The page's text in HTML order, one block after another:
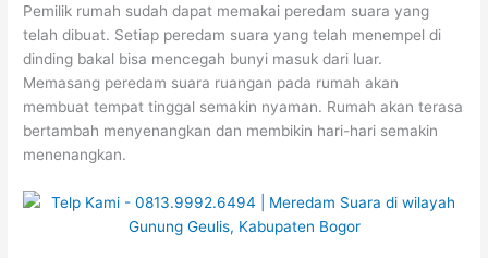
Pemilik rumah sudah dapat memakai peredam suara yang
telah dibuat. Setiap peredam suara yang telah menempel di
dinding bakal bisa mencegah bunyi masuk dari luar.
Memasang peredam suara ruangan pada rumah akan
membuat tempat tinggal semakin nyaman. Rumah akan terasa
bertambah menyenangkan dan membikin hari-hari semakin
menenangkan.